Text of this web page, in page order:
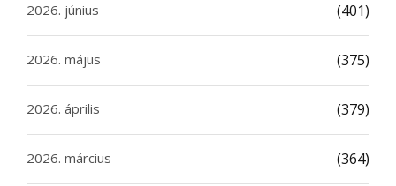
2026. június (401)
2026. május (375)
2026. április (379)
2026. március (364)